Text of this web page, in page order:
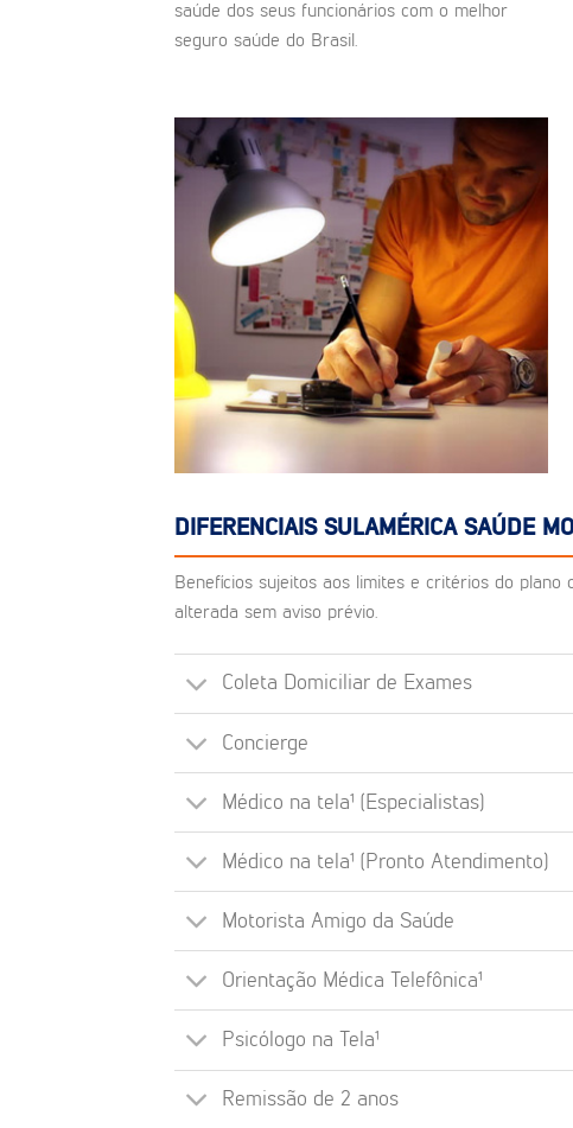
saúde dos seus funcionários com o melhor
seguro saúde do Brasil.
DIFERENCIAIS SULAMÉRICA SAÚDE
Benefícios sujeitos aos limites e critérios do
alterada sem aviso prévio.
Coleta Domiciliar de Exames
Concierge
Médico na tela¹ (Especialistas)
Médico na tela¹ (Pronto Atendimento)
Motorista Amigo da Saúde
Orientação Médica Telefônica¹
Psicólogo na Tela¹
Remissão de 2 anos